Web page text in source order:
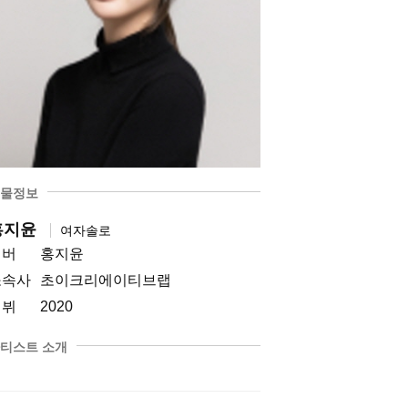
정보
지윤 여자솔로
홍지윤
사
초이크리에이티브랩
2020
스트 소개